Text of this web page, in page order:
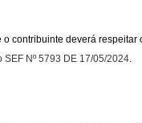
contribuinte deverá respeitar
SEF Nº 5793 DE 17/05/2024.